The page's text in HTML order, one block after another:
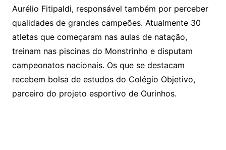
Aurélio Fitipaldi, responsável também por perceber
qualidades de grandes campeões. Atualmente 30
atletas que começaram nas aulas de natação,
treinam nas piscinas do Monstrinho e disputam
campeonatos nacionais. Os que se destacam
recebem bolsa de estudos do Colégio Objetivo,
parceiro do projeto esportivo de Ourinhos.